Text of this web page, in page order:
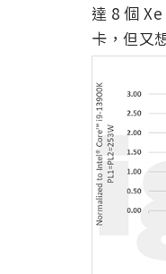
達 8 個
卡，但又